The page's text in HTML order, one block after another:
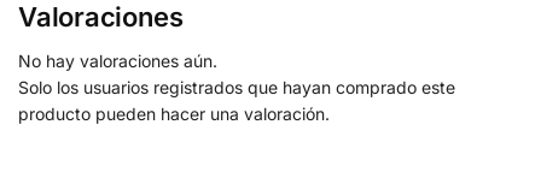
Valoraciones
No hay valoraciones aún.
Solo los usuarios registrados que hayan comprado este
producto pueden hacer una valoración.